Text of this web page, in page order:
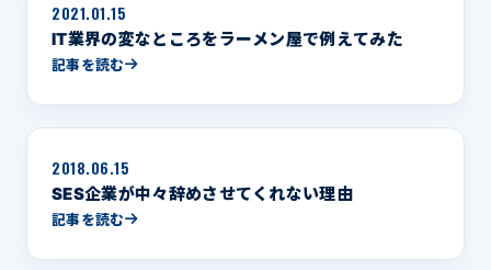
2021.01.15
IT業界の変なところをラーメン屋で例えてみた
記事を読む
2018.06.15
SES企業が中々辞めさせてくれない理由
記事を読む